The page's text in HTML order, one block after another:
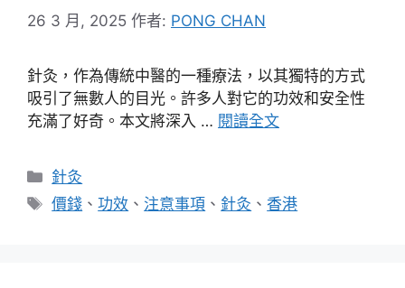
26 3 月, 2025 作者: PONG CHAN
針灸，作為傳統中醫的一種療法，以其獨特的方式
吸引了無數人的目光。許多人對它的功效和安全性
充滿了好奇。本文將深入 … 閱讀全文
分
類
針灸
標
價錢 、功效 、 注意事項 、 針灸 、香港